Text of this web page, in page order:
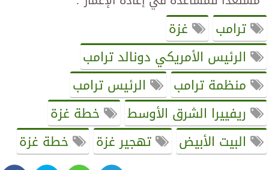
ترامب
غزة
الرئيس الأمريكي دونالد ترامب
منظمة ترامب
الرئيس ترامب
ريفييرا الشرق الأوسط
خطة غزة
البيت الأبيض
تهجير غزة خطة غزة